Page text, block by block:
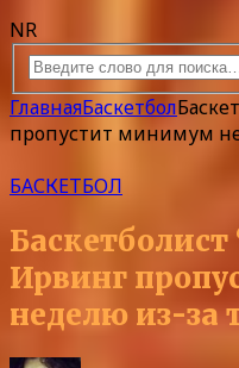
NR
ГлавнаяБаскетбол
пропустит минимум
БАСКЕТБОЛ
Ирвинг
неделю из-за